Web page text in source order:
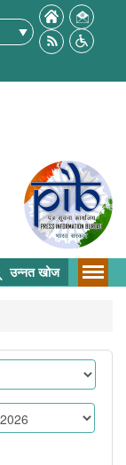
उन्नत खोज